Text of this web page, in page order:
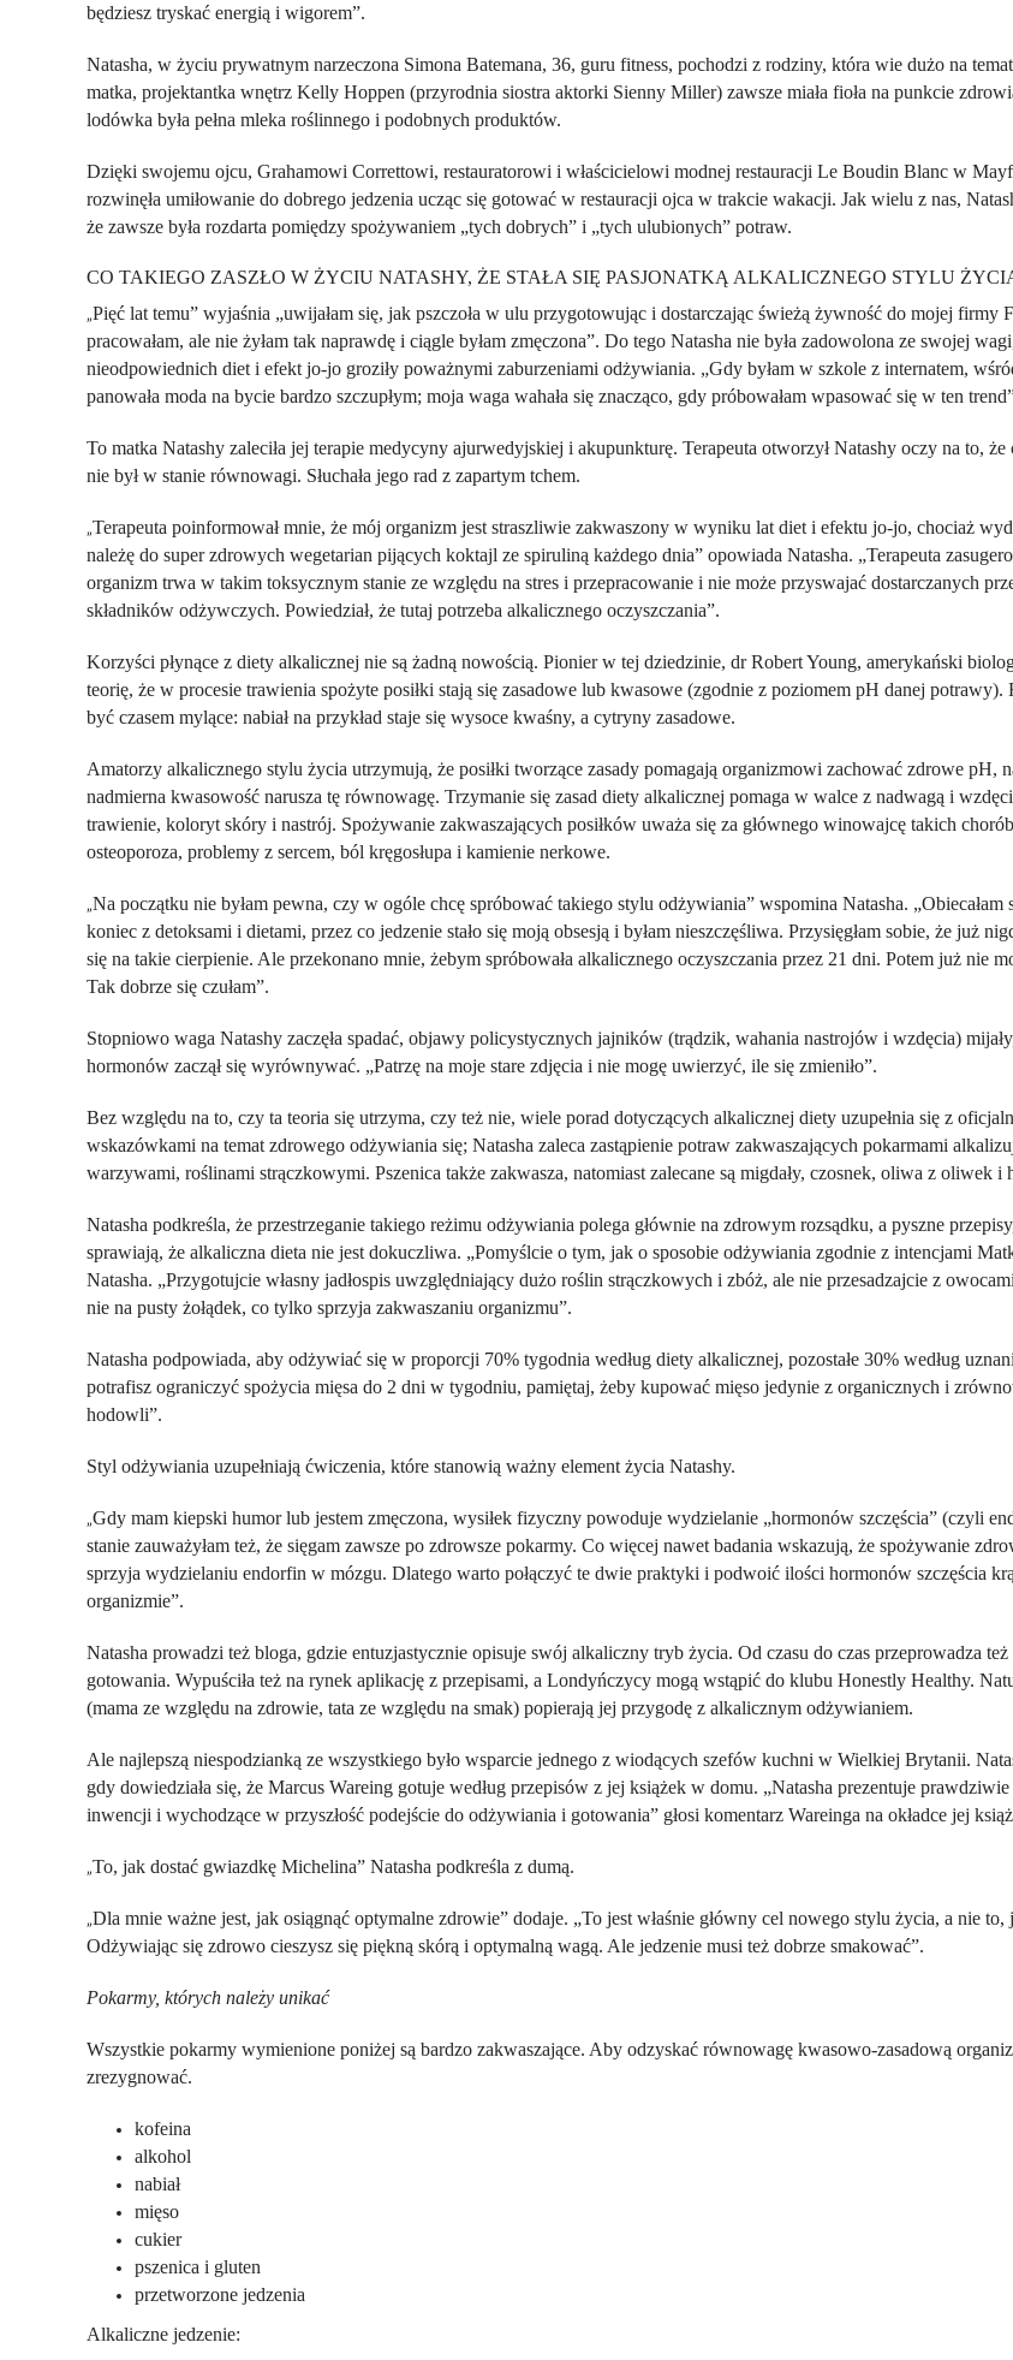
będziesz tryskać energią i wigorem”.
Natasha, w życiu prywatnym narzeczona Simona Batemana, 36, guru fitness, pochodzi z rodziny, która wie dużo na
matka, projektantka wnętrz Kelly Hoppen (przyrodnia siostra aktorki Sienny Miller) zawsze miała fioła na punkcie
lodówka była pełna mleka roślinnego i podobnych produktów.
Dzięki swojemu ojcu, Grahamowi Correttowi, restauratorowi i właścicielowi modnej restauracji Le Boudin Blanc w
rozwinęła umiłowanie do dobrego jedzenia ucząc się gotować w restauracji ojca w trakcie wakacji. Jak wielu z nas,
że zawsze była rozdarta pomiędzy spożywaniem „tych dobrych” i „tych ulubionych” potraw.
CO TAKIEGO ZASZŁO W ŻYCIU NATASHY, ŻE STAŁA SIĘ PASJONATKĄ ALKALICZNEGO STYLU
„Pięć lat temu” wyjaśnia „uwijałam się, jak pszczoła w ulu przygotowując i dostarczając świeżą żywność do mojej firmy
pracowałam, ale nie żyłam tak naprawdę i ciągle byłam zmęczona”. Do tego Natasha nie była zadowolona ze swojej
nieodpowiednich diet i efekt jo-jo groziły poważnymi zaburzeniami odżywiania. „Gdy byłam w szkole z internatem,
panowała moda na bycie bardzo szczupłym; moja waga wahała się znacząco, gdy próbowałam wpasować się w ten
To matka Natashy zaleciła jej terapie medycyny ajurwedyjskiej i akupunkturę. Terapeuta otworzył Natashy oczy na to, że
nie był w stanie równowagi. Słuchała jego rad z zapartym tchem.
„Terapeuta poinformował mnie, że mój organizm jest straszliwie zakwaszony w wyniku lat diet i efektu jo-jo, chociaż
należę do super zdrowych wegetarian pijących koktajl ze spiruliną każdego dnia” opowiada Natasha. „Terapeuta
organizm trwa w takim toksycznym stanie ze względu na stres i przepracowanie i nie może przyswajać dostarczanych
składników odżywczych. Powiedział, że tutaj potrzeba alkalicznego oczyszczania”.
Korzyści płynące z diety alkalicznej nie są żadną nowością. Pionier w tej dziedzinie, dr Robert Young, amerykański
teorię, że w procesie trawienia spożyte posiłki stają się zasadowe lub kwasowe (zgodnie z poziomem pH danej potrawy).
być czasem mylące: nabiał na przykład staje się wysoce kwaśny, a cytryny zasadowe.
Amatorzy alkalicznego stylu życia utrzymują, że posiłki tworzące zasady pomagają organizmowi zachować zdrowe pH,
nadmierna kwasowość narusza tę równowagę. Trzymanie się zasad diety alkalicznej pomaga w walce z nadwagą i
trawienie, koloryt skóry i nastrój. Spożywanie zakwaszających posiłków uważa się za głównego winowajcę takich
osteoporoza, problemy z sercem, ból kręgosłupa i kamienie nerkowe.
„Na początku nie byłam pewna, czy w ogóle chcę spróbować takiego stylu odżywiania” wspomina Natasha. „Obiecałam
koniec z detoksami i dietami, przez co jedzenie stało się moją obsesją i byłam nieszczęśliwa. Przysięgłam sobie, że już
się na takie cierpienie. Ale przekonano mnie, żebym spróbowała alkalicznego oczyszczania przez 21 dni. Potem już nie
Tak dobrze się czułam”.
Stopniowo waga Natashy zaczęła spadać, objawy policystycznych jajników (trądzik, wahania nastrojów i wzdęcia)
hormonów zaczął się wyrównywać. „Patrzę na moje stare zdjęcia i nie mogę uwierzyć, ile się zmieniło”.
Bez względu na to, czy ta teoria się utrzyma, czy też nie, wiele porad dotyczących alkalicznej diety uzupełnia się z
wskazówkami na temat zdrowego odżywiania się; Natasha zaleca zastąpienie potraw zakwaszających pokarmami
warzywami, roślinami strączkowymi. Pszenica także zakwasza, natomiast zalecane są migdały, czosnek, oliwa z oliwek i
Natasha podkreśla, że przestrzeganie takiego reżimu odżywiania polega głównie na zdrowym rozsądku, a pyszne
sprawiają, że alkaliczna dieta nie jest dokuczliwa. „Pomyślcie o tym, jak o sposobie odżywiania zgodnie z intencjami
Natasha. „Przygotujcie własny jadłospis uwzględniający dużo roślin strączkowych i zbóż, ale nie przesadzajcie z
nie na pusty żołądek, co tylko sprzyja zakwaszaniu organizmu”.
Natasha podpowiada, aby odżywiać się w proporcji 70% tygodnia według diety alkalicznej, pozostałe 30% według
potrafisz ograniczyć spożycia mięsa do 2 dni w tygodniu, pamiętaj, żeby kupować mięso jedynie z organicznych i
hodowli”.
Styl odżywiania uzupełniają ćwiczenia, które stanowią ważny element życia Natashy.
„Gdy mam kiepski humor lub jestem zmęczona, wysiłek fizyczny powoduje wydzielanie „hormonów szczęścia” (czyli
stanie zauważyłam też, że sięgam zawsze po zdrowsze pokarmy. Co więcej nawet badania wskazują, że spożywanie
sprzyja wydzielaniu endorfin w mózgu. Dlatego warto połączyć te dwie praktyki i podwoić ilości hormonów szczęścia
organizmie”.
Natasha prowadzi też bloga, gdzie entuzjastycznie opisuje swój alkaliczny tryb życia. Od czasu do czas przeprowadza też
gotowania. Wypuściła też na rynek aplikację z przepisami, a Londyńczycy mogą wstąpić do klubu Honestly Healthy.
(mama ze względu na zdrowie, tata ze względu na smak) popierają jej przygodę z alkalicznym odżywianiem.
Ale najlepszą niespodzianką ze wszystkiego było wsparcie jednego z wiodących szefów kuchni w Wielkiej Brytanii.
gdy dowiedziała się, że Marcus Wareing gotuje według przepisów z jej książek w domu. „Natasha prezentuje prawdziwie
inwencji i wychodzące w przyszłość podejście do odżywiania i gotowania” głosi komentarz Wareinga na okładce jej
„To, jak dostać gwiazdkę Michelina” Natasha podkreśla z dumą.
„Dla mnie ważne jest, jak osiągnąć optymalne zdrowie” dodaje. „To jest właśnie główny cel nowego stylu życia, a nie to,
Odżywiając się zdrowo cieszysz się piękną skórą i optymalną wagą. Ale jedzenie musi też dobrze smakować”.
Pokarmy, których należy unikać
Wszystkie pokarmy wymienione poniżej są bardzo zakwaszające. Aby odzyskać równowagę kwasowo-zasadową
zrezygnować.
kofeina
alkohol
nabiał
mięso
cukier
pszenica i gluten
przetworzone jedzenia
Alkaliczne jedzenie: